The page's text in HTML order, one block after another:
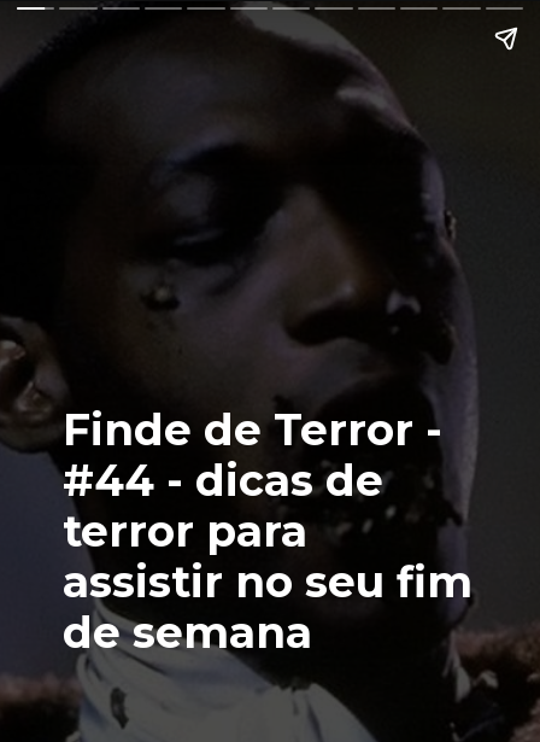
Finde de Terror -
#44 - dicas de
terror para
assistir no seu fim
de semana